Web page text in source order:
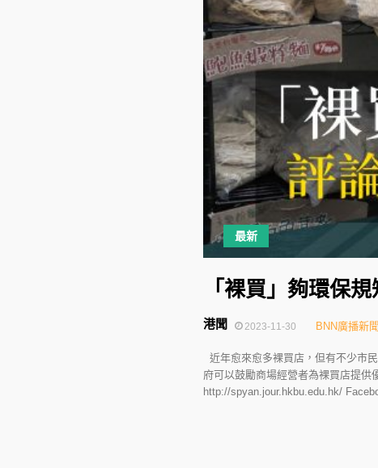
最新
「裸買」夠環保
2023-11-30
港聞 BNN廣播新
近年愈來愈多裸買店，但有不少市
府可以鼓勵商場經營者為裸買店提供
http://spyan.jour.hkbu.edu.hk/